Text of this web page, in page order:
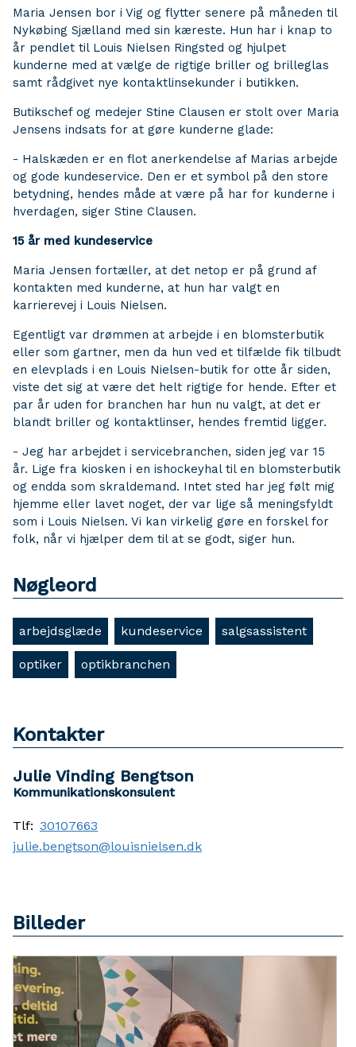
Maria Jensen bor i Vig og flytter senere på måneden til
Nykøbing Sjælland med sin kæreste. Hun har i knap to
år pendlet til Louis Nielsen Ringsted og hjulpet
kunderne med at vælge de rigtige briller og brilleglas
samt rådgivet nye kontaktlinsekunder i butikken.
Butikschef og medejer Stine Clausen er stolt over Maria
Jensens indsats for at gøre kunderne glade:
- Halskæden er en flot anerkendelse af Marias arbejde
og gode kundeservice. Den er et symbol på den store
betydning, hendes måde at være på har for kunderne i
hverdagen, siger Stine Clausen.
15 år med kundeservice
Maria Jensen fortæller, at det netop er på grund af
kontakten med kunderne, at hun har valgt en
karrierevej i Louis Nielsen.
Egentligt var drømmen at arbejde i en blomsterbutik
eller som gartner, men da hun ved et tilfælde fik tilbudt
en elevplads i en Louis Nielsen-butik for otte år siden,
viste det sig at være det helt rigtige for hende. Efter et
par år uden for branchen har hun nu valgt, at det er
blandt briller og kontaktlinser, hendes fremtid ligger.
- Jeg har arbejdet i servicebranchen, siden jeg var 15
år. Lige fra kiosken i en ishockeyhal til en blomsterbutik
og endda som skraldemand. Intet sted har jeg følt mig
hjemme eller lavet noget, der var lige så meningsfyldt
som i Louis Nielsen. Vi kan virkelig gøre en forskel for
folk, når vi hjælper dem til at se godt, siger hun.
Nøgleord
arbejdsglæde kundeservice salgsassistent
optiker optikbranchen
Kontakter
Julie Vinding Bengtson
Kommunikationskonsulent
Tlf: 30107663
julie.bengtson@louisnielsen.dk
Billeder